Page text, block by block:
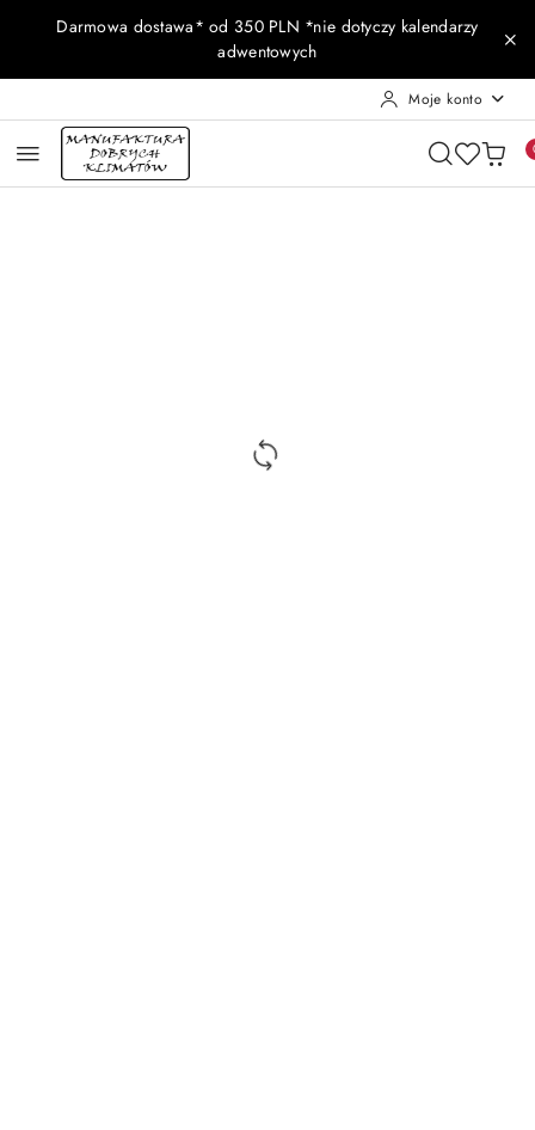
Przejdź do treści głównej
Przejdź do wyszukiwarki
Przejdź do moje konto
Przejdź do menu głównego
Przejdź do opisu produktu
Przejdź do stopki
Darmowa dostawa* od 350 PLN *nie dotyczy kalendarzy
adwentowych
Moje konto